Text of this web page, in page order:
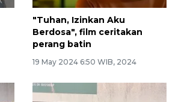
"Tuhan, Izinkan Aku
Berdosa", film ceritakan
perang batin
19 May 2024 6:50 WIB, 2024